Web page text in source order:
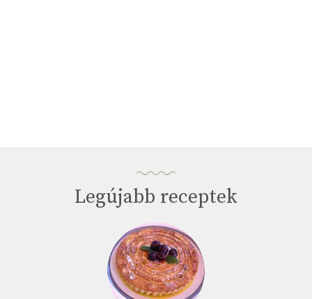
Legújabb receptek